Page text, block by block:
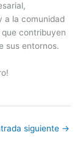
a la comunidad
contribuyen
sus entornos.
siguiente →